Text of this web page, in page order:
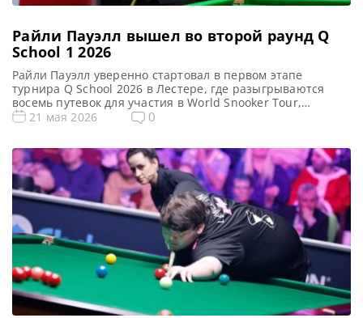
Райли Пауэлл вышел во второй раунд Q
School 1 2026
Райли Пауэлл уверенно стартовал в первом этапе
турнира Q School 2026 в Лестере, где разыгрываются
восемь путевок для участия в World Snooker Tour,
сообщает WST Молодой снукерист из Уэльса Райли
в Лестере. Он одержал убедительную победу над
Велианом Димитровым со счетом 4-0. В […]
21 мая 2026 0